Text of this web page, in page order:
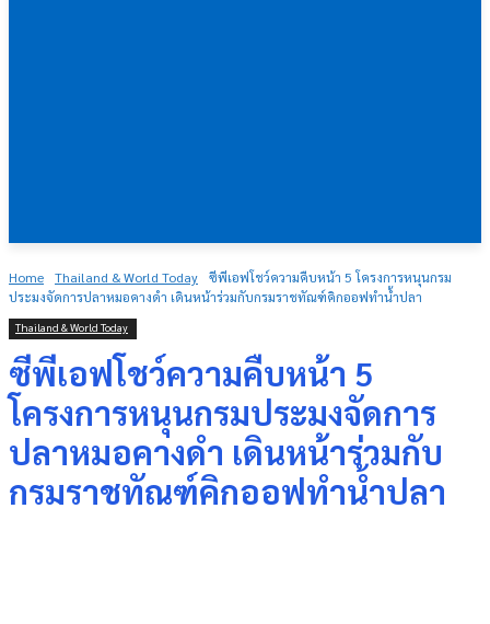
Home Thailand & World Today
ซีพีเอฟโชว์ความคืบหน้า 5 โครงการหนุนกรม
ประมงจัดการปลาหมอคางดำ เดินหน้าร่วมกับกรมราชทัณฑ์คิกออฟทำน้ำปลา
Thailand & World Today
ซีพีเอฟโชว์ความคืบหน้า 5
โครงการหนุนกรมประมงจัดการ
ปลาหมอคางดำ เดินหน้าร่วมกับ
กรมราชทัณฑ์คิกออฟทำน้ำปลา